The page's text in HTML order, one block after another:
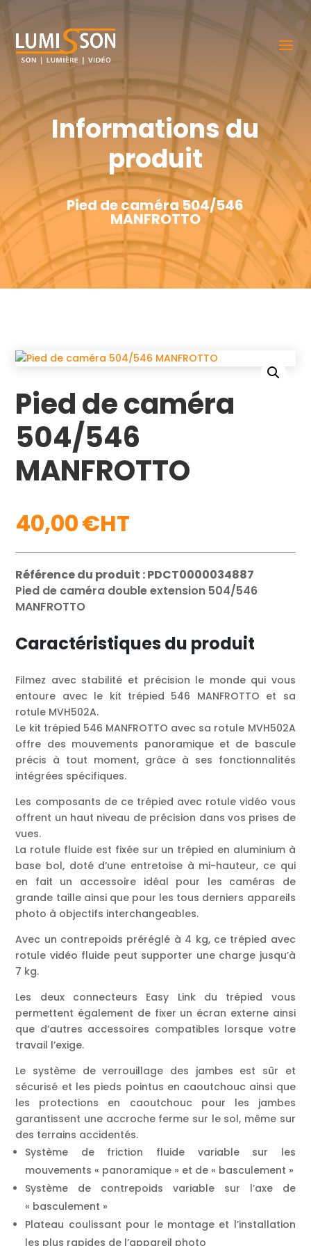
Informations du
produit
Pied de caméra 504/546
MANFROTTO
Pied de caméra
504/546
MANFROTTO
40,00€
Référence du produit : PDCT0000034887
Pied de caméra double extension 504/546
MANFROTTO
Caractéristiques du produit
Filmez avec stabilité et précision le monde qui vous
entoure avec le kit trépied 546 MANFROTTO et sa
rotule MVH502A.
Le kit trépied 546 MANFROTTO avec sa rotule MVH502A
offre des mouvements panoramique et de bascule
précis à tout moment, grâce à ses fonctionnalités
intégrées spécifiques.
Les composants de ce trépied avec rotule vidéo vous
offrent un haut niveau de précision dans vos prises de
vues.
La rotule fluide est fixée sur un trépied en aluminium à
base bol, doté d’une entretoise à mi-hauteur, ce qui
en fait un accessoire idéal pour les caméras de
grande taille ainsi que pour les tous derniers appareils
photo à objectifs interchangeables.
Avec un contrepoids préréglé à 4 kg, ce trépied avec
rotule vidéo fluide peut supporter une charge jusqu’à
7 kg.
Les deux connecteurs Easy Link du trépied vous
permettent également de fixer un écran externe ainsi
que d’autres accessoires compatibles lorsque votre
travail l’exige.
Le système de verrouillage des jambes est sûr et
sécurisé et les pieds pointus en caoutchouc ainsi que
les protections en caoutchouc pour les jambes
garantissent une accroche ferme sur le sol, même sur
des terrains accidentés.
Système de friction fluide variable sur les
mouvements « panoramique » et de « basculement »
Système de contrepoids variable sur l’axe de
« basculement »
Plateau coulissant pour le montage et l’installation
les plus rapides de l’appareil photo